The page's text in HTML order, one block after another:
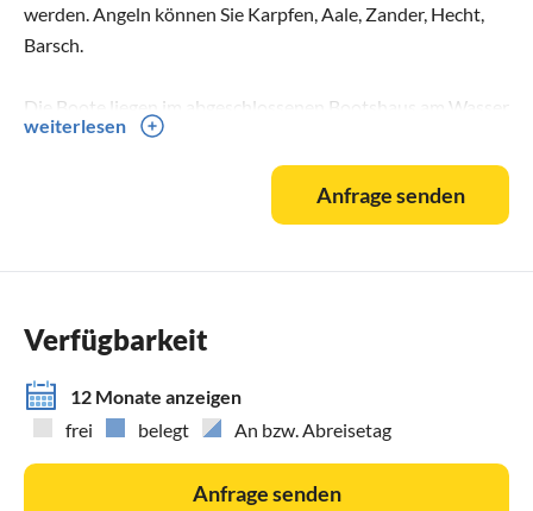
werden. Angeln können Sie Karpfen, Aale, Zander, Hecht,
Barsch.
Die Boote liegen im abgeschlossenen Bootshaus am Wasser
und müssen nicht transportiert werden.
Angelsachen können im Boot bzw. im Bootshaus
erlaubt und muss auf der Buchungsbestätigung mit
angegeben sein. Es ist nur ein kleiner nicht haarender Hund
erlaubt. Andere Haustiere sind nicht gestattet.
weiterlesen
Anfrage senden
Verfügbarkeit
12 Monate anzeigen
frei
belegt An bzw. Abreisetag
Anfrage senden